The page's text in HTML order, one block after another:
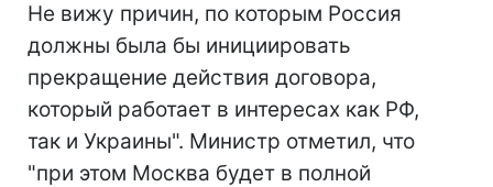
Не вижу причин, по которым Россия
должны была бы инициировать
прекращение действия договора,
который работает в интересах как РФ,
так и Украины". Министр отметил, что
"при этом Москва будет в полной